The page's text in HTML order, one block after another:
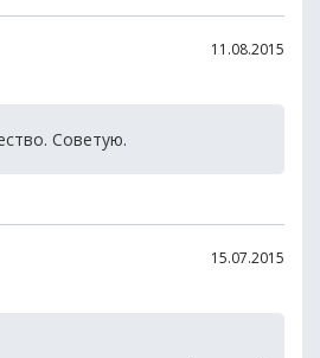
11.08.2015
Советую.
15.07.2015